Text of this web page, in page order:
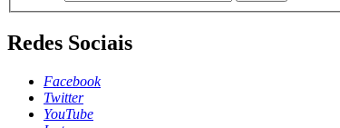
Redes Sociais
Facebook
Twitter
YouTube